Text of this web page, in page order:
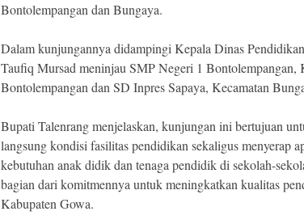
Bontolempangan dan Bungaya.
Dalam kunjungannya didampingi Kepala Dinas
Taufiq Mursad meninjau SMP Negeri 1 Bontolempangan,
Bontolempangan dan SD Inpres Sapaya, Kecamatan
Bupati Talenrang menjelaskan, kunjungan ini bertujuan
langsung kondisi fasilitas pendidikan sekaligus menyerap
kebutuhan anak didik dan tenaga pendidik di sekolah-
bagian dari komitmennya untuk meningkatkan kualitas
Kabupaten Gowa.